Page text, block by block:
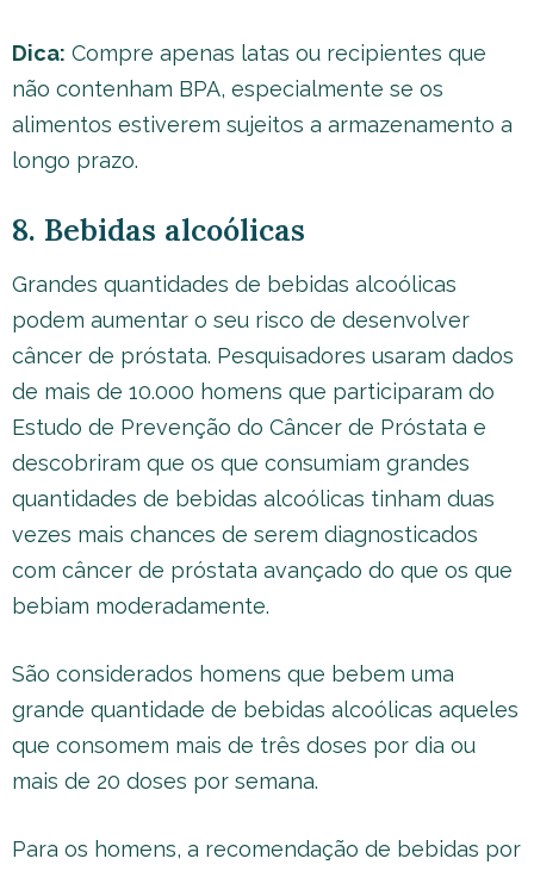
Dica: Compre apenas latas ou recipientes que
não contenham BPA, especialmente se os
alimentos estiverem sujeitos a armazenamento a
longo prazo.
8. Bebidas alcoólicas
Grandes quantidades de bebidas alcoólicas
podem aumentar o seu risco de desenvolver
câncer de próstata. Pesquisadores usaram dados
de mais de 10.000 homens que participaram do
Estudo de Prevenção do Câncer de Próstata e
descobriram que os que consumiam grandes
quantidades de bebidas alcoólicas tinham duas
vezes mais chances de serem diagnosticados
com câncer de próstata avançado do que os que
bebiam moderadamente.
São considerados homens que bebem uma
grande quantidade de bebidas alcoólicas aqueles
que consomem mais de três doses por dia ou
mais de 20 doses por semana.
Para os homens, a recomendação de bebidas por